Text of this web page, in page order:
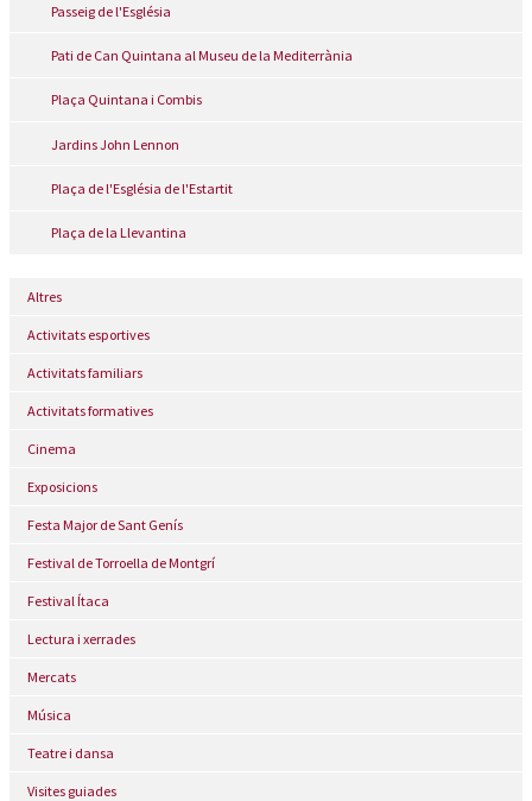
Passeig de l'Església
Pati de Can Quintana al Museu de la Mediterrània
Plaça Quintana i Combis
Jardins John Lennon
Plaça de l'Església de l'Estartit
Plaça de la Llevantina
Altres
Activitats esportives
Activitats familiars
Activitats formatives
Cinema
Exposicions
Festa Major de Sant Genís
Festival de Torroella de Montgrí
Festival Ítaca
Lectura i xerrades
Mercats
Música
Teatre i dansa
Visites guiades